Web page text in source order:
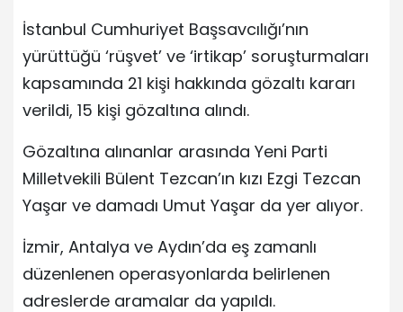
İstanbul Cumhuriyet Başsavcılığı’nın
yürüttüğü ‘rüşvet’ ve ‘irtikap’ soruşturmaları
kapsamında 21 kişi hakkında gözaltı kararı
verildi, 15 kişi gözaltına alındı.
Gözaltına alınanlar arasında Yeni Parti
Milletvekili Bülent Tezcan’ın kızı Ezgi Tezcan
Yaşar ve damadı Umut Yaşar da yer alıyor.
İzmir, Antalya ve Aydın’da eş zamanlı
düzenlenen operasyonlarda belirlenen
adreslerde aramalar da yapıldı.